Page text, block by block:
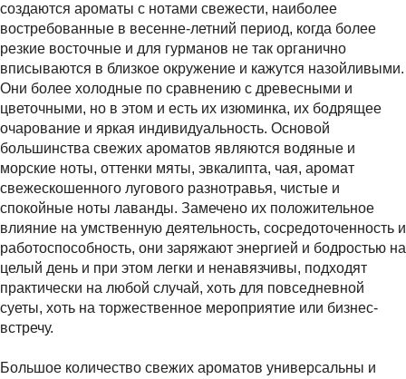
создаются ароматы с нотами свежести, наиболее
востребованные в весенне-летний период, когда более
резкие восточные и для гурманов не так органично
вписываются в близкое окружение и кажутся назойливыми.
Они более холодные по сравнению с древесными и
цветочными, но в этом и есть их изюминка, их бодрящее
очарование и яркая индивидуальность. Основой
большинства свежих ароматов являются водяные и
морские ноты, оттенки мяты, эвкалипта, чая, аромат
свежескошенного лугового разнотравья, чистые и
спокойные ноты лаванды. Замечено их положительное
влияние на умственную деятельность, сосредоточенность и
работоспособность, они заряжают энергией и бодростью на
целый день и при этом легки и ненавязчивы, подходят
практически на любой случай, хоть для повседневной
суеты, хоть на торжественное мероприятие или бизнес-
встречу.
Большое количество свежих ароматов универсальны и